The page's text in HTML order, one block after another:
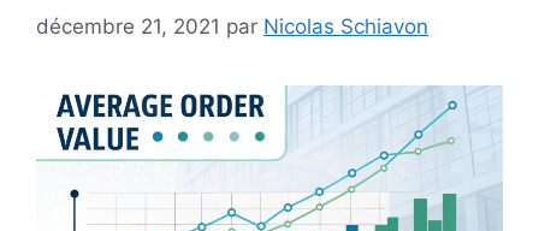
décembre 21, 2021 par Nicolas Schiavon